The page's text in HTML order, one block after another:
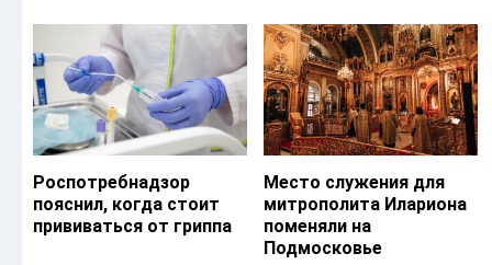
Роспотребнадзор
пояснил, когда стоит
прививаться от гриппа
Место служения для
митрополита Илариона
поменяли на
Подмосковье